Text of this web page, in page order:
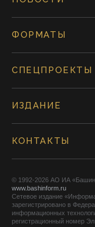
ФОРМАТЫ
СПЕЦПРОЕКТЫ
ИЗДАНИЕ
КОНТАКТЫ
© 1992-2026 АО ИА
www.bashinform.ru
Сетевое издание
зарегистрировано в
информационных
регистрационный номер